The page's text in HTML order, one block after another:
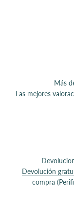
Más
Las mejores
Devolución
compra